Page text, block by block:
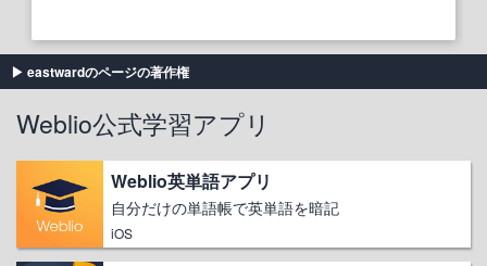
eastwardのページの著作権
Weblio公式学習アプリ
Weblio英単語アプリ
自分だけの単語帳で英単語を暗記
iOS